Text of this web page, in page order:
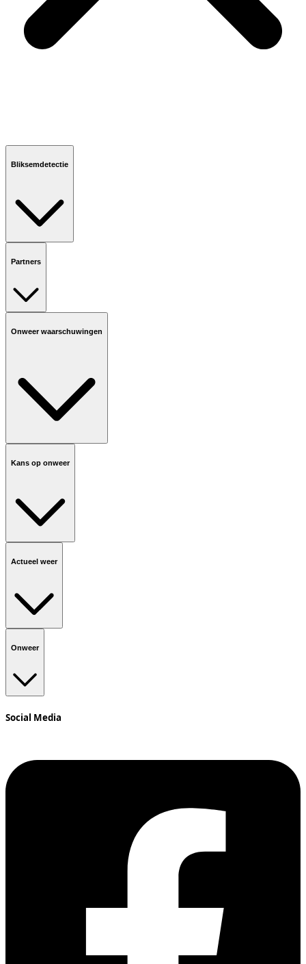
Bliksemdetectie
Partners
Onweer waarschuwingen
Kans op onweer
Actueel weer
Onweer
Social Media